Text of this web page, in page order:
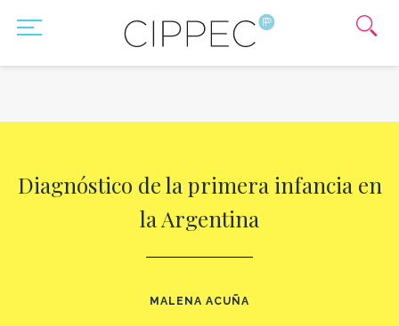
Diagnóstico de la primera infancia en
la Argentina
MALENA ACUÑA